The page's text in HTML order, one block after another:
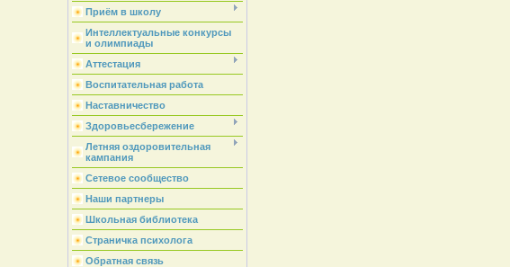
Приём в школу
Интеллектуальные конкурсы
и олимпиады
Аттестация
Воспитательная работа
Наставничество
Здоровьесбережение
Летняя оздоровительная
кампания
Сетевое сообщество
Наши партнеры
Школьная библиотека
Страничка психолога
Обратная связь